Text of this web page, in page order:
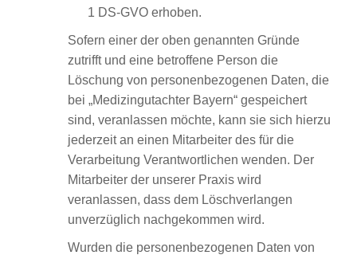
1 DS-GVO erhoben.
Sofern einer der oben genannten Gründe
zutrifft und eine betroffene Person die
Löschung von personenbezogenen Daten, die
bei „Medizingutachter Bayern“ gespeichert
sind, veranlassen möchte, kann sie sich hierzu
jederzeit an einen Mitarbeiter des für die
Verarbeitung Verantwortlichen wenden. Der
Mitarbeiter der unserer Praxis wird
veranlassen, dass dem Löschverlangen
unverzüglich nachgekommen wird.
Wurden die personenbezogenen Daten von